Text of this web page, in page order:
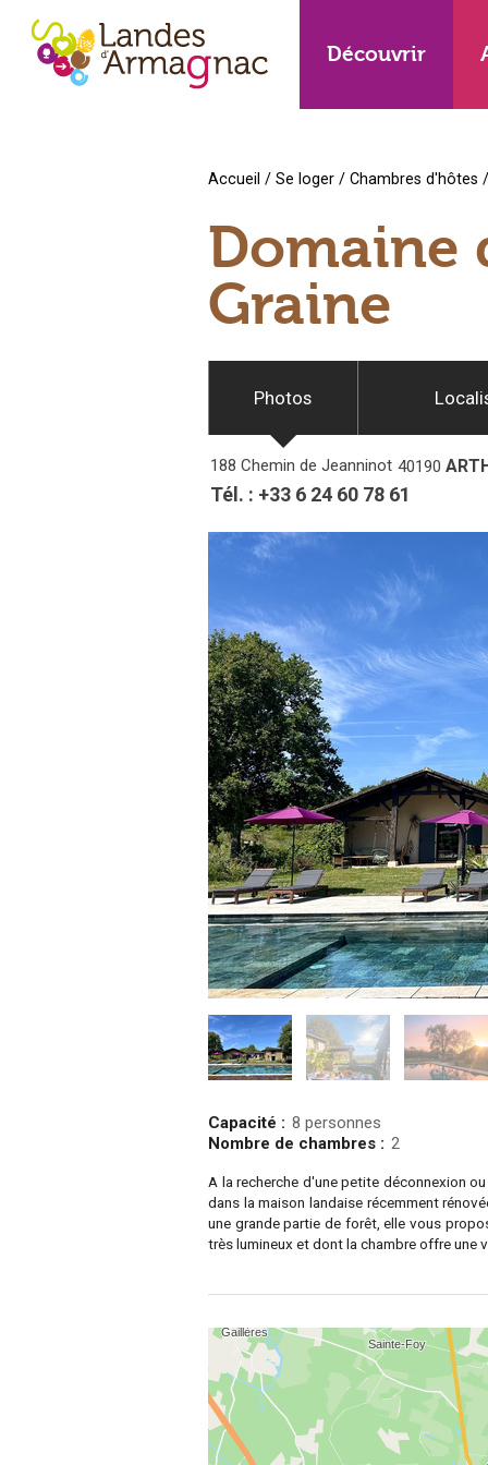
Découvrir
Accueil / Se loger / Chambres d'hôtes
Domaine
Graine
Photos
188 Chemin de Jeanninot 40190
Tél. : +33 6 24 60 78 61
Capacité : 8 personnes
Nombre de chambres : 2
A la recherche d'une petite déconnexion
dans la maison landaise récemment
une grande partie de forêt, elle vous
très lumineux et dont la chambre offre une